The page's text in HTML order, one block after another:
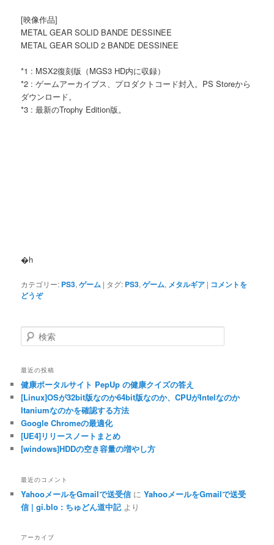
[映像作品]
METAL GEAR SOLID BANDE DESSINEE
METAL GEAR SOLID 2 BANDE DESSINEE
*1 : MSX2復刻版（MGS3 HD内に収録）
*2 : ゲームアーカイブス、プロダクトコード封入。PS Storeから
ダウンロード。
*3 : 最新のTrophy Edition版。
�h
カテゴリー: PS3,ゲーム | タグ: PS3,ゲーム, メタルギア | コメントを
どうぞ
検索
最近の投稿
健康ポータルサイト PepUp の健康クイズの答え
[Linux]OSが32bit版なのか64bit版なのか、CPUがIntelなのか
Itaniumなのかを確認する方法
Google Chromeの最適化
[UE4]リリースノートまとめ
[windows]HDDの空き容量の増やし方
最近のコメント
YahooメールをGmailで送受信 にYahooメールをGmailで送受
信 | gi.blo : ちゅどん道中記より
アーカイブ